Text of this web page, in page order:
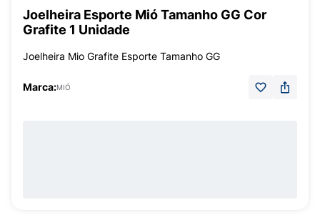
Joelheira Esporte Mió Tamanho GG Cor
Grafite 1 Unidade
Joelheira Mio Grafite Esporte Tamanho GG
Marca:MIÓ